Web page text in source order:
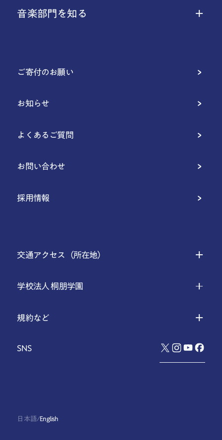
音楽部門を知る
ご寄付のお願い
お知らせ
よくあるご質問
お問い合わせ
採用情報
交通アクセス（所在地）
学校法人 桐朋学園
規約など
SNS
日本語/English